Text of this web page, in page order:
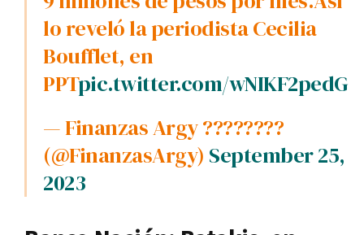
lo reveló la periodista Cecilia
Boufflet, en
PPTpic.twitter.com/wNIKF2pedG
— Finanzas Argy ????????
(@FinanzasArgy) September 25,
2023